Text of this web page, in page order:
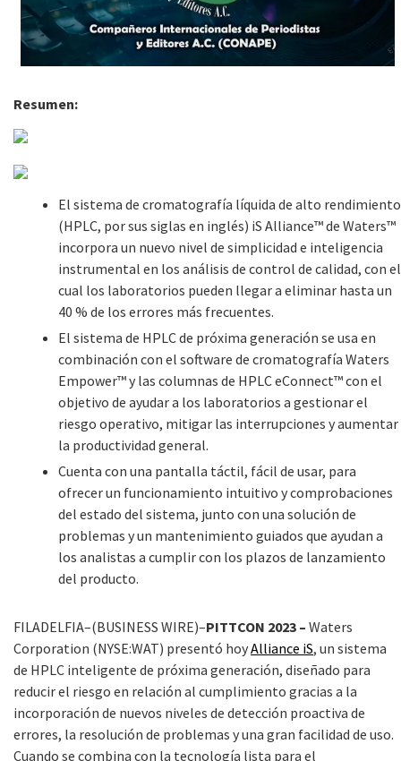
Resumen:
El sistema de cromatografía líquida de alto rendimiento
(HPLC, por sus siglas en inglés) iS Alliance™ de Waters™
incorpora un nuevo nivel de simplicidad e inteligencia
instrumental en los análisis de control de calidad, con el
cual los laboratorios pueden llegar a eliminar hasta un
40 % de los errores más frecuentes.
El sistema de HPLC de próxima generación se usa en
combinación con el software de cromatografía Waters
Empower™ y las columnas de HPLC eConnect™ con el
objetivo de ayudar a los laboratorios a gestionar el
riesgo operativo, mitigar las interrupciones y aumentar
la productividad general.
Cuenta con una pantalla táctil, fácil de usar, para
ofrecer un funcionamiento intuitivo y comprobaciones
del estado del sistema, junto con una solución de
problemas y un mantenimiento guiados que ayudan a
los analistas a cumplir con los plazos de lanzamiento
del producto.
FILADELFIA–(BUSINESS WIRE)–PITTCON 2023 – Waters
Corporation (NYSE:WAT) presentó hoyAlliance iS, un sistema
de HPLC inteligente de próxima generación, diseñado para
reducir el riesgo en relación al cumplimiento gracias a la
incorporación de nuevos niveles de detección proactiva de
errores, la resolución de problemas y una gran facilidad de uso.
Cuando se combina con la tecnología lista para el